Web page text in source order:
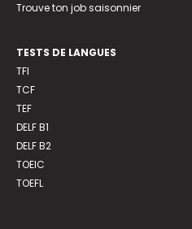
Trouve ton job saisonnier
TESTS DE LANGUES
TFI
TCF
TEF
DELF B1
DELF B2
TOEIC
TOEFL